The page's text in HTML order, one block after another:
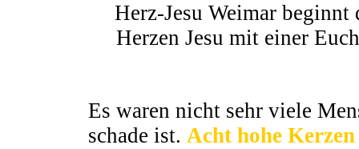
Herz-Jesu Weimar
Herzen Jesu mit einer
Es waren nicht sehr viele
schade ist. Acht hohe Kerzen